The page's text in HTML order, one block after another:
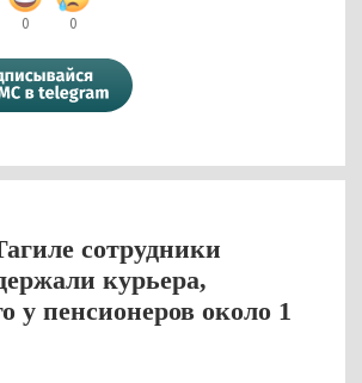
0 0
сотрудники
курьера,
у пенсионеров около 1